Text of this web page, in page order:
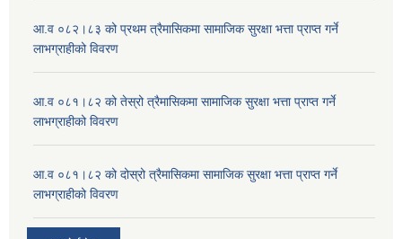
आ.व ०८२।८३ को प्रथम त्रैमासिकमा सामाजिक सुरक्षा भत्ता प्राप्त गर्ने
लाभग्राहीको विवरण
आ.व ०८१।८२ को तेस्रो त्रैमासिकमा सामाजिक सुरक्षा भत्ता प्राप्त गर्ने
लाभग्राहीको विवरण
आ.व ०८१।८२ को दोस्रो त्रैमासिकमा सामाजिक सुरक्षा भत्ता प्राप्त गर्ने
लाभग्राहीको विवरण